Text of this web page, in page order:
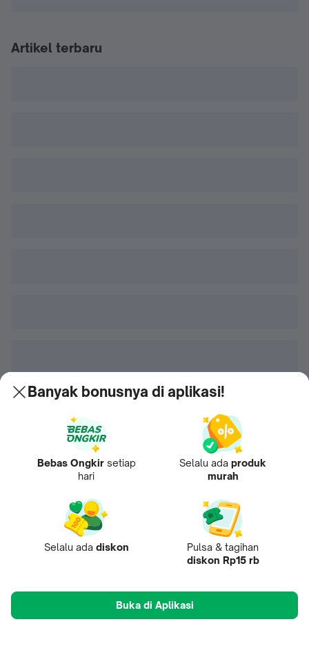
Artikel terbaru
Banyak bonusnya di aplikasi!
Bebas Ongkir setiap
hari
Selalu ada produk
murah
Selalu ada diskon
Pulsa & tagihan
diskon Rp15 rb
Buka di Aplikasi